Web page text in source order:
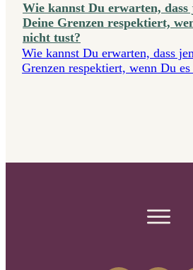
Wie kannst Du erwarten, dass
Deine Grenzen respektiert,
nicht tust?
Wie kannst Du erwarten, dass
Grenzen respektiert, wenn Du